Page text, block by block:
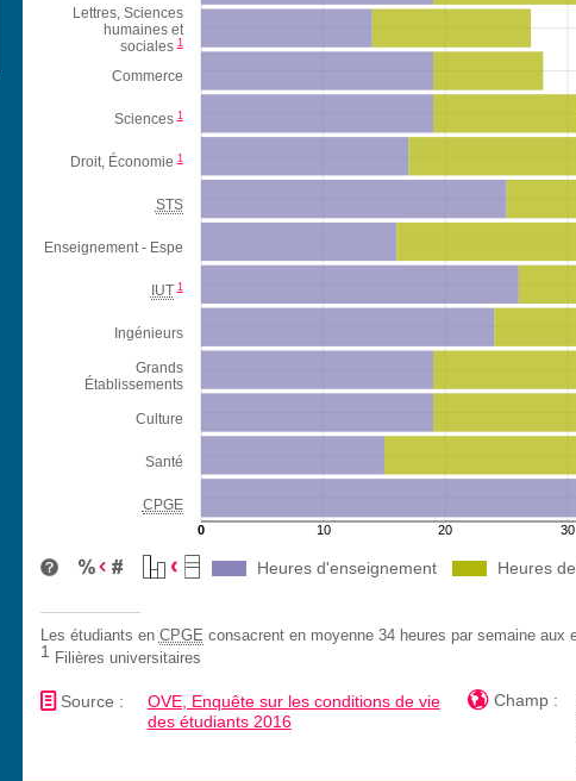
10 20 30
0
Lettres, Sciences
humaines et
sociales1
Commerce
Sciences1
Droit, Économie1
STS
Enseignement - Espe
IUT 1
Ingénieurs
Grands
Établissements
Culture
Santé
CPGE
Heures d'enseignement Heures
Les étudiants en CPGE consacrent en moyenne 34 heures par semaine aux
1 Filières universitaires
📄 Source :
OVE, Enquête sur les conditions de vie
des étudiants 2016
Champ :